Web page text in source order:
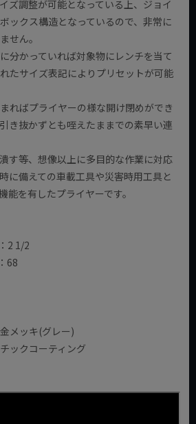
ズ調整が可能となっている上、ジョイ
ックス構造となっているので、非常に
せん。
分かっていれば対象物にレンチを当て
たサイズ表記によりプリセットが可能
ればプライヤーの様な開け閉めができ
き抜かずとも咥えたままでの素早い連
す等、想像以上に多目的な作業に対応
に備えての車載工具や災害時用工具と
能を有したプライヤーです。
2 1/2
68
メッキ(グレー)
ックコーティング